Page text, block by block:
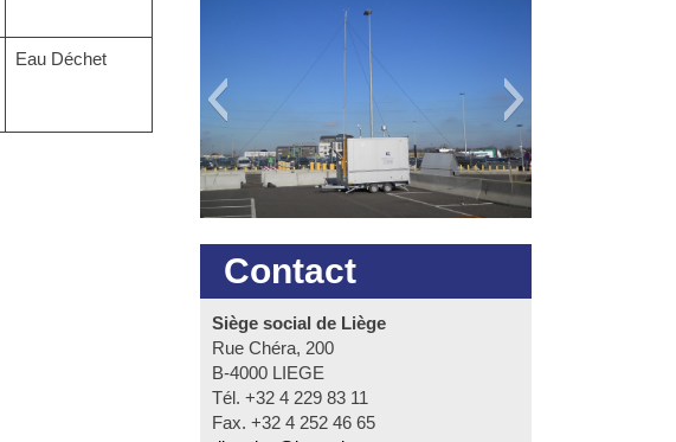
Eau Déchet
Contact
Siège social de Liège
Rue Chéra, 200
B-4000 LIEGE
Tél. +32 4 229 83 11
Fax. +32 4 252 46 65